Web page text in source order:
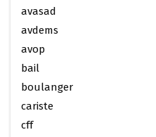
avasad
avdems
avop
bail
boulanger
cariste
cff